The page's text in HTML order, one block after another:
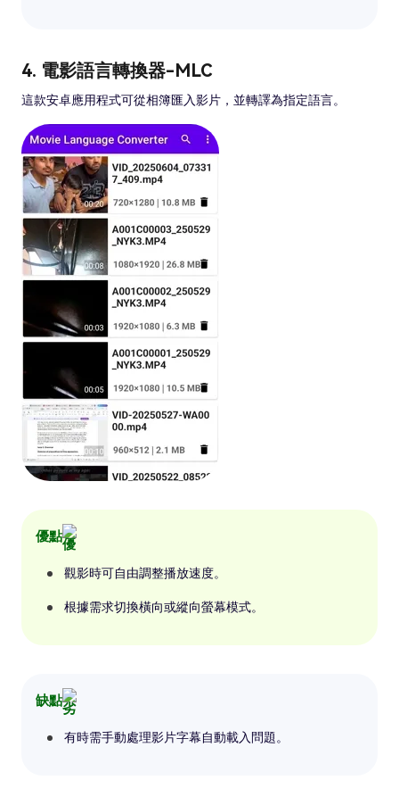
4. 電影語言轉換器-MLC
這款安卓應用程式可從相簿匯入影片，並轉譯為指定語言。
優點
觀影時可自由調整播放速度。
根據需求切換橫向或縱向螢幕模式。
缺點
有時需手動處理影片字幕自動載入問題。